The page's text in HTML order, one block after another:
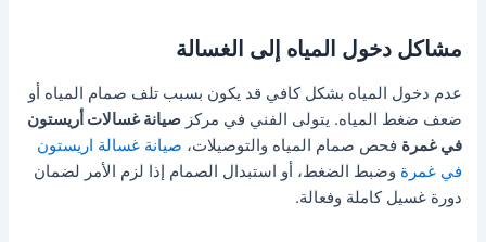
مشاكل دخول المياه إلى الغسالة
عدم دخول المياه بشكل كافي قد يكون بسبب تلف صمام المياه أو
ضعف ضغط المياه. يتولى الفني في مركزصيانة غسالات أريستون
في غمرة فحص صمام المياه والتوصيلات، صيانة غسالة اريستون
في غمرة وضبط الضغط، أو استبدال الصمام إذا لزم الأمر لضمان
دورة غسيل كاملة وفعالة.